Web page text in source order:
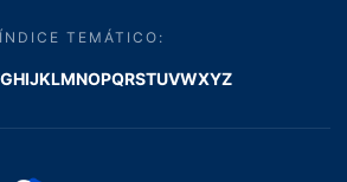
ÍNDICE TEMÁTICO:
GHIJKLMNOPQRSTUVWXYZ